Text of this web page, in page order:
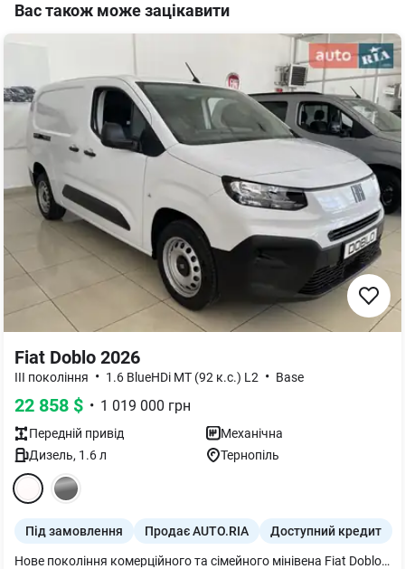
Вас також може зацікавити
Fiat Doblo 2026
III покоління • 1.6 BlueHDi MT (92 к.с.) L2 • Base
22 858 $ • 1 019 000 грн
Передній привід
Механічна
Дизель, 1.6л Тернопіль
Під замовлення Продає AUTO.RIA Доступний кредит
Нове покоління комерційного та сімейного мінівена Fiat Doblo 2026 року в подовженій модифікації L2 та практичній комплектації Base із високоефективним турбодизелем 1.5 BlueHDi AT (130 к.с.) — це залізобетонний ринковий стандарт утилітарного прагматизму, колосальної місткості та виняткової паливної ощадливості, створений як надійний бізнес-інструмент та універсальний помічник для будь-яких життєвих завдань. Головна перевага цієї довгобазної версії полягає в її зразковій та перевіреній часом технічній архітектурі від концерну Stellantis: модернізований 1,5-літровий чотирициліндровий дизельний двигун BlueHDi видає потужні 300 Нм крутного моменту вже на низьких обертах і працює в ідеальній синергії з класичним 8-ступеневим японським гідротрансформаторним «автоматом» (Aisin). Цей надійний та витривалий тандем забезпечує відмінну тягу навіть за повного завантаження кузова, гарантує величезний експлуатаційний ресурс і демонструє феноменальну економічність — усього близько 5,2–5,5 літра дизеля на 100 км у змішаному циклі, повністю позбавляючи водія втоми в затяжних міських заторах. Подовжений кузов L2 пропонує рекордний у класі корисний простір вантажного чи пасажирського відсіку зі зручними зсувними бічними та розпашними задніми дверима, що дозволяє легко транспортувати великогабаритні вантажі чи європалети. Раціональна комплектація Base орієнтована на максимальну зносостійкість та практичність, пропонуючи ергономічне робоче місце водія з міцною тканинною оббивкою, кондиціонер, повний електропакет, бортовий комп'ютер, сучасні системи допомоги при старті вгору, а також аудіосистему з підтримкою Bluetooth для зручного зв'язку в дорозі. Фірмова безпека від Fiat піднята на високий європейський рівень завдяки посиленій конструкції кузова, антиблокувальній системі (ABS), системі курсової стійкості (ESC) та фронтальним подушкам безпеки. Інвестуючи в новий Fiat Doblo 2026 L2 з офіційною заводською гарантією, ви купуєте напрочуд витривалий, невибагливий та високоліквідний автомобіль, який завдяки безальтернативному поєднанню надійного дизеля з класичним «автоматом» та величезному попиту на комерційну техніку мінімально втрачає в ціні з роками й гарантує найвищу залишкову вартість на ринку України.